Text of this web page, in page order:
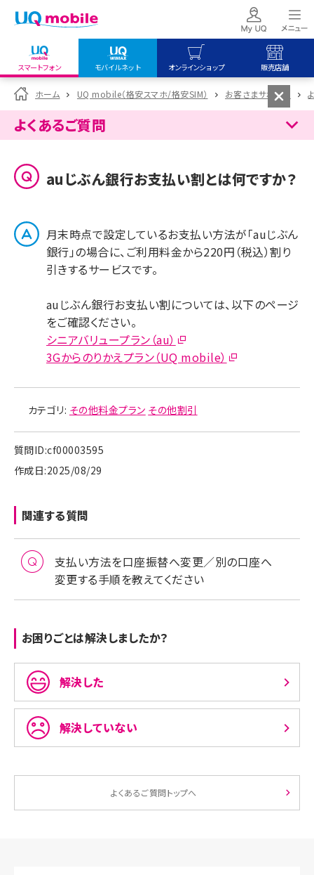
スマートフォン モバイルネット オンラインショップ 販売店舗
my UQ WiMAX
UQ WiMAX ご契約の方
My UQ mobile
UQ mobile
UQ mobile
オンラインショップ
UQ WiMAX
UQ mobile
販売店舗
UQ WiMAX
ホーム UQ mobile（格安スマホ/格安SIM） お客さまサポート
よくあるご質問
auじぶん銀行お支払い割とは何ですか？
月末時点で設定しているお支払い方法が「auじぶん
銀行」の場合に、ご利用料金から220円（税込）割り
引きするサービスです。
auじぶん銀行お支払い割については、以下のページ
をご確認ください。
シニアバリュープラン（au）
3Gからのりかえプラン（UQ mobile）
カテゴリ: その他料金プラン その他割引
質問ID:cf00003595
作成日:2025/08/29
関連する質問
支払い方法を口座振替へ変更／別の口座へ
変更する手順を教えてください
お困りごとは解決しましたか？
解決した
解決していない
よくあるご質問トップへ